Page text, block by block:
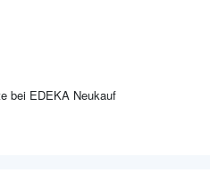
bei EDEKA Neukauf